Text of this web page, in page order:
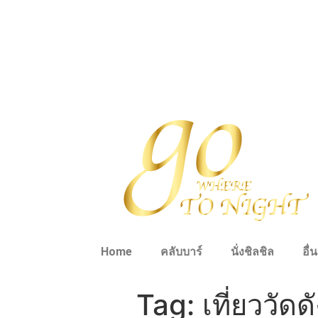
Home คลับบาร์ นั่งชิลชิล อื่
Tag: เที่ยววัด